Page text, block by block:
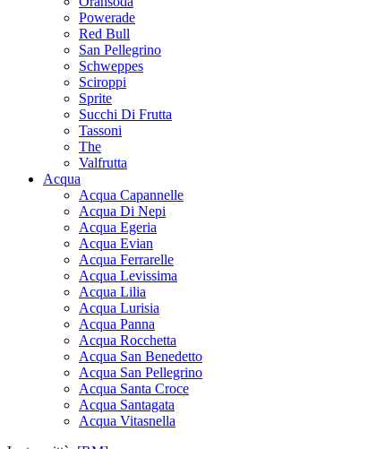
Powerade
Red Bull
San Pellegrino
Schweppes
Sciroppi
Sprite
Succhi Di Frutta
Tassoni
The
Valfrutta
Acqua
Acqua Capannelle
Acqua Di Nepi
Acqua Egeria
Acqua Evian
Acqua Ferrarelle
Acqua Levissima
Acqua Lilia
Acqua Lurisia
Acqua Panna
Acqua Rocchetta
Acqua San Benedetto
Acqua San Pellegrino
Acqua Santa Croce
Acqua Santagata
Acqua Vitasnella